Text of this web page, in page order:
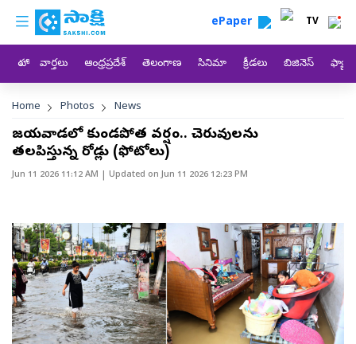
Skip to main content
custom menu ePaper TV
హోం వార్తలు ఆంధ్రప్రదేశ్ తెలంగాణ సినిమా క్రీడలు బిజినెస్
Breadcrumb
Home Photos News
విజయవాడలో కుండపోత వర్షం.. చెరువులను
తలపిస్తున్న రోడ్లు (ఫోటోలు)
Jun 11 2026 11:12 AM | Updated onJun 11 2026 12:23 PM